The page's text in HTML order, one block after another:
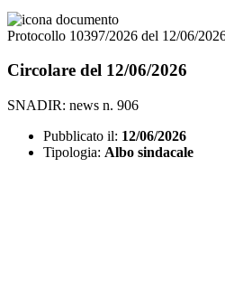
Protocollo 10397/2026 del 12/06/
Circolare del 12/06/2026
SNADIR: news n. 906
Pubblicato il: 12/06/2026
Tipologia: Albo sindacale